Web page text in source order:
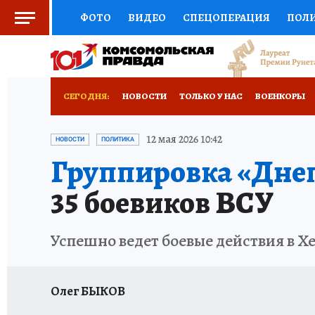
ФОТО ВИДЕО СПЕЦОПЕРАЦИЯ
СОЦПОДДЕРЖКА НАУКА СПОРТ
РАДИО КП РЕКЛАМА ТЕСТЫ НОВОЕ
СЕГОДНЯ: НОВОСТИ ТОЛЬКО У НАС ВОЕНКОРЫ
РАЗРУШЕНИЕ КАХОВСКОЙ ГЭС
НОВОСТИ ПОЛИТИКА 12 мая 2026 10:42
Группировка
35 боевиков ВСУ
Успешно ведет боевые действия в
Олег БЫКОВ